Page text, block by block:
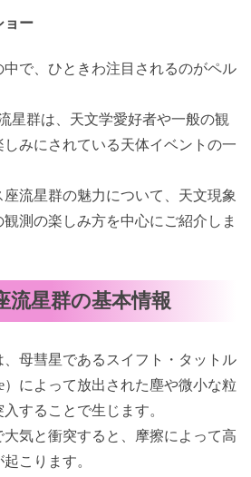
ョー
で、ひときわ注目されるのがペル
星群は、天文学愛好者や一般の観
みにされている天体イベントの一
流星群の魅力について、天文現象
測の楽しみ方を中心にご紹介しま
流星群の基本情報
母彗星であるスイフト・タットル
）によって放出された塵や微小な粒
することで生じます。
気と衝突すると、摩擦によって高
こります。